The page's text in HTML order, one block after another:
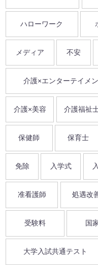
ハローワーク
メディア 不安
介護×エンターテイメ
介護×美容 介護福祉
保健師 保育士
免除 入学式
准看護師 処遇改
受験料 国
大学入試共通テスト